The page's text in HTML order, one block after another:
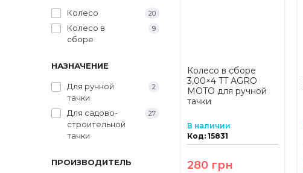
Колесо 20
Колесо в
сборе
9
НАЗНАЧЕНИЕ
Для ручной
тачки
2
Для садово-
строительной
тачки
27
ПРОИЗВОДИТЕЛЬ
Колесо в сборе
3,00×4 TT AGRO
MOTO для ручной
тачки
В наличии
Код: 15831
280 грн